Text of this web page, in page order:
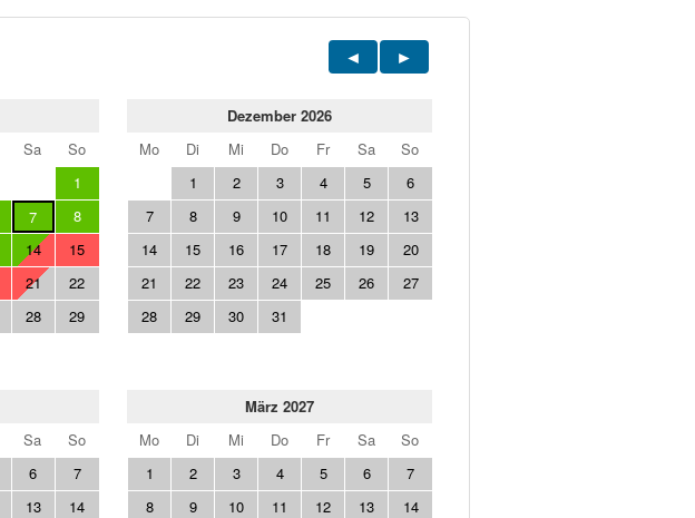
Sa
So
1
7
8
14
15
21
22
28
29
Dezember 2026
Mo
Di Mi Do Fr Sa
So
1
2 3 4 5
6
7
8 9 10 11 12
13
14
15 16 17 18 19
20
21
22 23 24 25 26
27
28
29 30 31
Sa
So
6
7
13
14
März 2027
Mo
Di Mi Do Fr Sa
So
1
2 3 4 5 6
7
8
9 10 11 12 13
14